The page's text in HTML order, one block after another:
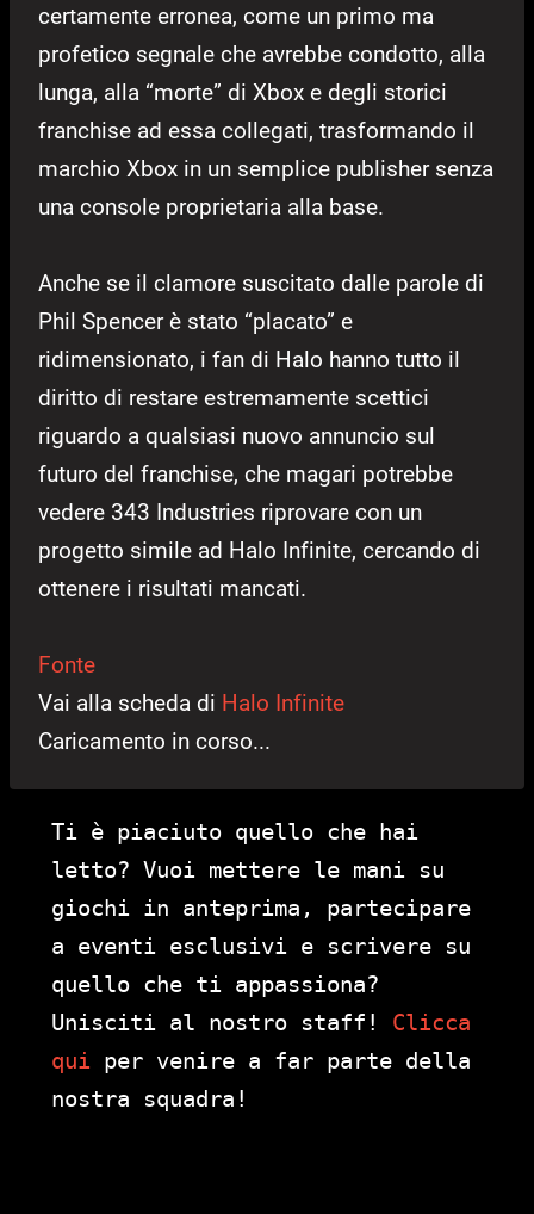
certamente erronea, come un primo ma
profetico segnale che avrebbe condotto, alla
lunga, alla “morte” di Xbox e degli storici
franchise ad essa collegati, trasformando il
marchio Xbox in un semplice publisher senza
una console proprietaria alla base.
Anche se il clamore suscitato dalle parole di
Phil Spencer è stato “placato” e
ridimensionato, i fan di Halo hanno tutto il
diritto di restare estremamente scettici
riguardo a qualsiasi nuovo annuncio sul
futuro del franchise, che magari potrebbe
vedere 343 Industries riprovare con un
progetto simile ad Halo Infinite, cercando di
ottenere i risultati mancati.
Fonte
Vai alla scheda di Halo Infinite
Caricamento in corso...
Ti è piaciuto quello che hai
letto? Vuoi mettere le mani su
giochi in anteprima, partecipare
a eventi esclusivi e scrivere su
quello che ti appassiona?
Unisciti al nostro staff! Clicca
qui per venire a far parte della
nostra squadra!